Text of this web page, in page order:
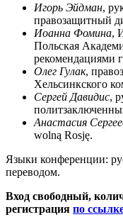
Игорь Эйдман,
правозащитный
Иоанна Фомина,
Польская
рекомендациями
Олег Гулак,
Хельсинкского
Сергей Давидис,
Анастасия
wolną Rosję.
Языки конференции:
переводом.
Вход свободный,
регистрация по